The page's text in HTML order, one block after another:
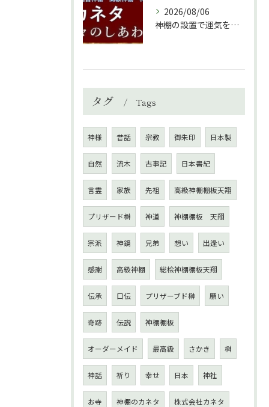
2026/08/06
神棚の設置で運気を上げる秘訣と環境づくり
タグ Tags
神様 昔話 宗教 御朱印 日本製
自然 流木 古事記 日本書紀
言霊 家族 先祖 高級神棚棚板天翔
プリザード榊 神道 神棚棚板 天翔
宗派 神鏡 兄弟 想い 出逢い
感謝 高級神棚 総桧神棚棚板天翔
伝承 口伝 プリザーブド榊 願い
奇跡 伝説 神棚棚板
オーダーメイド 最高級 さかき 榊
神話 祈り 幸せ 日本 神社
お寺 神棚のカネタ 株式会社カネタ